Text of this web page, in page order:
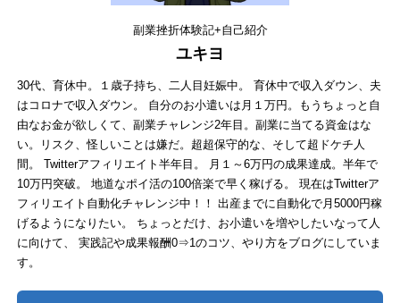
副業挫折体験記+自己紹介
ユキヨ
30代、育休中。１歳子持ち、二人目妊娠中。 育休中で収入ダウン、夫
はコロナで収入ダウン。 自分のお小遣いは月１万円。もうちょっと自
由なお金が欲しくて、副業チャレンジ2年目。副業に当てる資金はな
い。リスク、怪しいことは嫌だ。超超保守的な、そして超ドケチ人
間。 Twitterアフィリエイト半年目。 月１～6万円の成果達成。半年で
10万円突破。 地道なポイ活の100倍楽で早く稼げる。 現在はTwitterア
フィリエイト自動化チャレンジ中！！ 出産までに自動化で月5000円稼
げるようになりたい。 ちょっとだけ、お小遣いを増やしたいなって人
に向けて、 実践記や成果報酬0⇒1のコツ、やり方をブログにしていま
す。